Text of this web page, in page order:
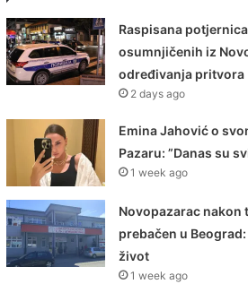
Raspisana
osumnjičenih iz
određivanja pritvora
2 days ago
Emina Jahović o
Pazaru: ”Danas su
1 week ago
Novopazarac nakon
prebačen u
život
1 week ago